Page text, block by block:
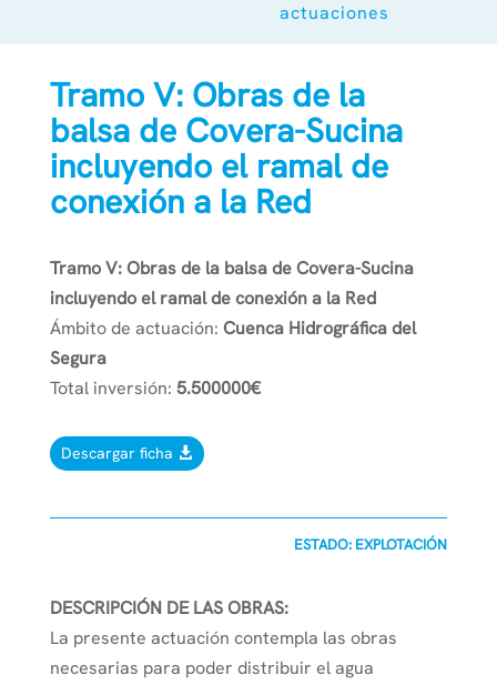
actuaciones
Tramo V: Obras de la
balsa de Covera-Sucina
incluyendo el ramal de
conexión a la Red
Tramo V: Obras de la balsa de Covera-Sucina
incluyendo el ramal de conexión a la Red
Ámbito de actuación: Cuenca Hidrográfica del
Segura
Total inversión: 5.500000€
Descargar ficha
ESTADO: EXPLOTACIÓN
DESCRIPCIÓN DE LAS OBRAS:
La presente actuación contempla las obras
necesarias para poder distribuir el agua